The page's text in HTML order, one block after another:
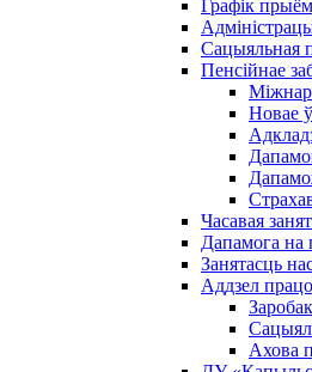
Графік
Сацыяльная
Пенсійнае
Новае
Часавая
Дапамога на
Занятасць
Аддзел
Заробак
Ахова